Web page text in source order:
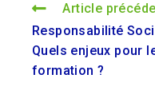
Article
Responsabilité
Quels enjeux pour
formation ?